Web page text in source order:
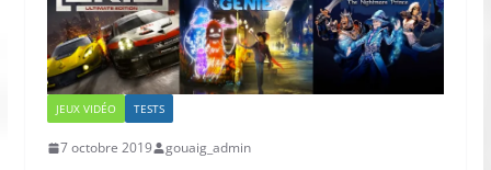
JEUX VIDÉO TESTS
7 octobre 2019 gouaig_admin